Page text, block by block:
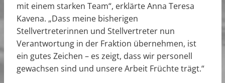
mit einem starken Team“, erklärte Anna Teresa
Kavena. „Dass meine bisherigen
Stellvertreterinnen und Stellvertreter nun
Verantwortung in der Fraktion übernehmen, ist
ein gutes Zeichen – es zeigt, dass wir personell
gewachsen sind und unsere Arbeit Früchte trägt.“